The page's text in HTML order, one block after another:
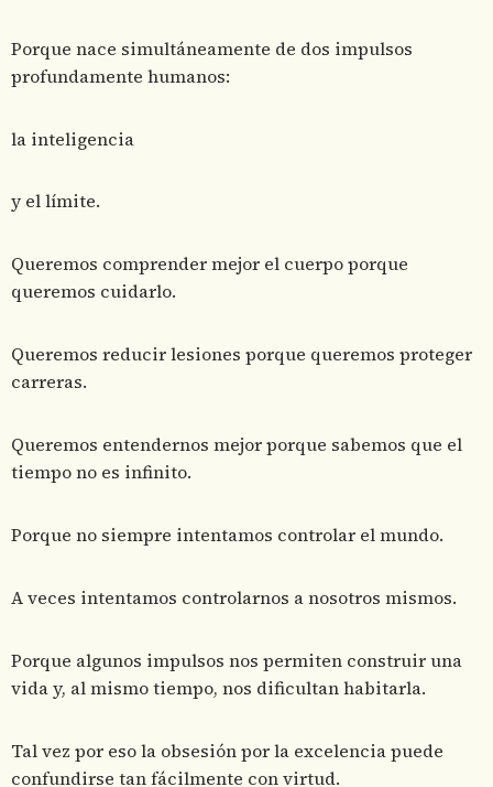
Porque nace simultáneamente de dos impulsos
profundamente humanos:
la inteligencia
y el límite.
Queremos comprender mejor el cuerpo porque
queremos cuidarlo.
Queremos reducir lesiones porque queremos proteger
carreras.
Queremos entendernos mejor porque sabemos que el
tiempo no es infinito.
Porque no siempre intentamos controlar el mundo.
A veces intentamos controlarnos a nosotros mismos.
Porque algunos impulsos nos permiten construir una
vida y, al mismo tiempo, nos dificultan habitarla.
Tal vez por eso la obsesión por la excelencia puede
confundirse tan fácilmente con virtud.